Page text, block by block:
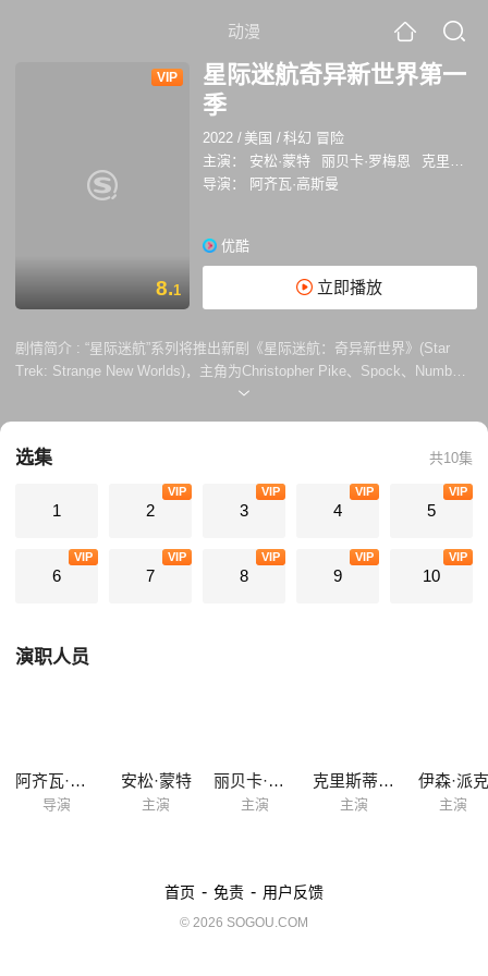
动漫
VIP
8.1
星际迷航奇异新世界第一
季
2022 / 美国 /科幻 冒险
主演：
安松·蒙特 丽贝卡·罗梅恩
克里斯蒂娜·钟
导演：
阿齐瓦·高斯曼
优酷
立即播放
剧情简介 : “星际迷航”系列将推出新剧《星际迷航：奇异新世界》(Star
Trek: Strange New Worlds)，主角为Christopher Pike、Spock、Number
One，这三人组的“发现号”衍生剧真的来了。 本剧由《发现号》已登场的
阿齐瓦·高斯曼担任首集编剧，开播日期尚未确定。
选集 共10集
1 2
VIP
3
VIP
4
VIP
5
VIP
6
VIP
7
VIP
8
VIP
9
VIP
10
VIP
演职人员
阿齐瓦·高斯曼
导演
安松·蒙特
主演
丽贝卡·罗梅恩
主演
克里斯蒂娜·钟
主演
伊森·派克
主演
首页 - 免责 - 用户反馈
© 2026 SOGOU.COM